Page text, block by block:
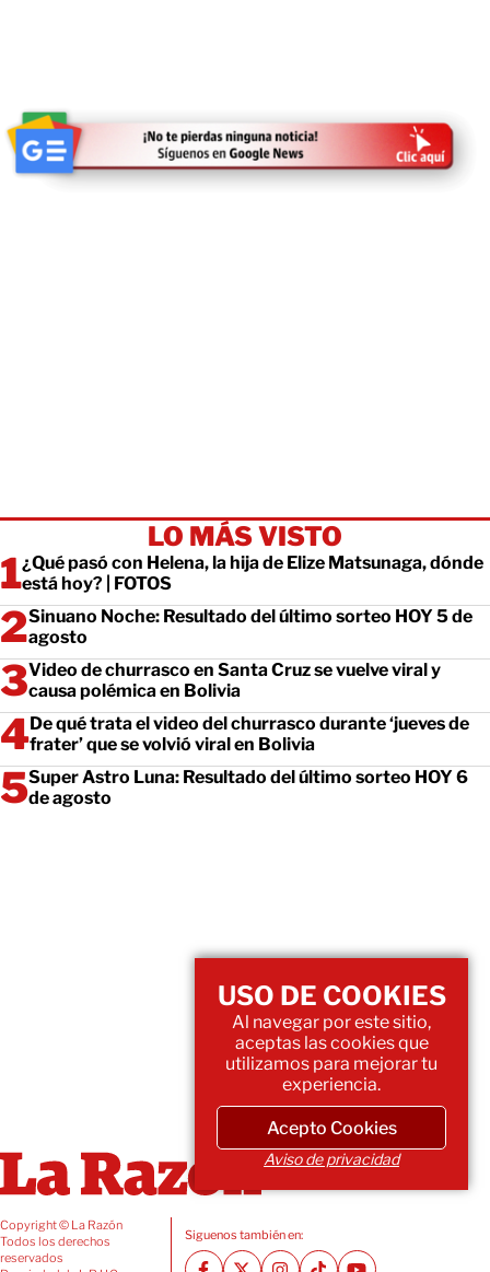
LO MÁS VISTO
¿Qué pasó con Helena, la hija de Elize Matsunaga, dónde
está hoy? | FOTOS
Sinuano Noche: Resultado del último sorteo HOY 5 de
agosto
Video de churrasco en Santa Cruz se vuelve viral y
causa polémica en Bolivia
De qué trata el video del churrasco durante ‘jueves de
frater’ que se volvió viral en Bolivia
Super Astro Luna: Resultado del último sorteo HOY 6
de agosto
Copyright © La Razón
Todos los derechos
reservados
Siguenos también en:
USO DE COOKIES
Al navegar por este sitio,
aceptas las cookies que
utilizamos para mejorar tu
experiencia.
Acepto Cookies
Aviso de privacidad